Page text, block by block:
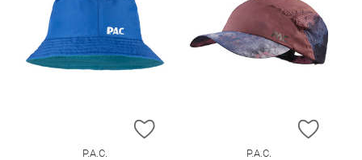
ZUR WUNSCHLISTE HINZUFÜGEN
P.A.C.
ZUR
P.A.C.